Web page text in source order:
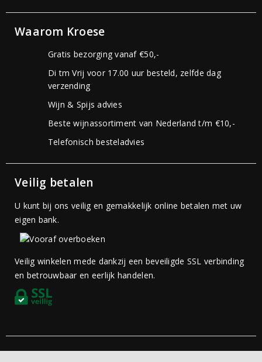
Waarom Kroese
Gratis bezorging vanaf €50,-
Di tm Vrij voor 17.00 uur besteld, zelfde dag
verzending
Wijn & Spijs advies
Beste wijnassortiment van Nederland t/m €10,-
Telefonisch besteladvies
Veilig betalen
U kunt bij ons veilig en gemakkelijk online betalen met uw
eigen bank.
Veilig winkelen mede dankzij een beveiligde SSL verbinding
en betrouwbaar en eerlijk handelen.